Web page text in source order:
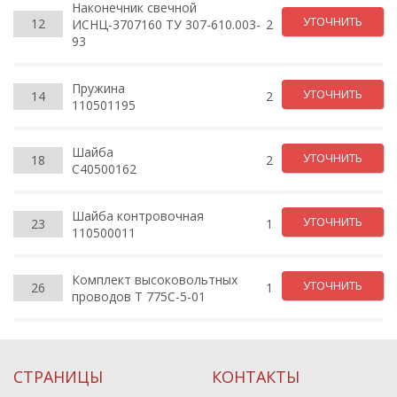
12
Наконечник свечной
ИСHЦ-3707160 ТУ 307-610.003-
93
2 УТОЧНИТЬ
14
Пружина
110501195
2 УТОЧНИТЬ
18
Шайба
C40500162
2 УТОЧНИТЬ
23
Шайба контровочная
110500011
1 УТОЧНИТЬ
26
Комплект высоковольтных
проводов T 775C-5-01
1 УТОЧНИТЬ
СТРАНИЦЫ КОНТАКТЫ